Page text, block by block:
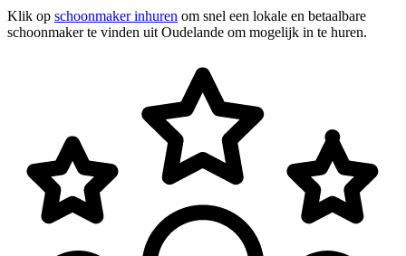
Klik op schoonmaker inhuren om snel een lokale en betaalbare
schoonmaker te vinden uit Oudelande om mogelijk in te huren.